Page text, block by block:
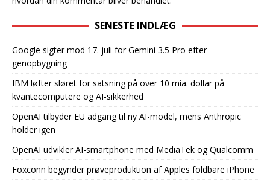
SENESTE INDLÆG
Google sigter mod 17. juli for Gemini 3.5 Pro efter
genopbygning
IBM løfter sløret for satsning på over 10 mia. dollar på
kvantecomputere og AI-sikkerhed
OpenAI tilbyder EU adgang til ny AI-model, mens Anthropic
holder igen
OpenAI udvikler AI-smartphone med MediaTek og Qualcomm
Foxconn begynder prøveproduktion af Apples foldbare iPhone